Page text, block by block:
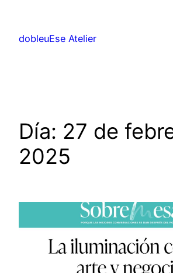
contenido
dobleuEse Atelier
Día: 27 de
2025